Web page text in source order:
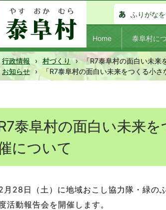
ふりがな
Home 泰阜村に
行政情報 › 村づくり ›
「R7泰阜村の面白い未
お知らせ › 「R7泰阜村の面白い未来をつくる小
R7泰阜村の面白い未来
について
28日（土）に地域おこし協力隊・緑の
活動報告会を開催します。